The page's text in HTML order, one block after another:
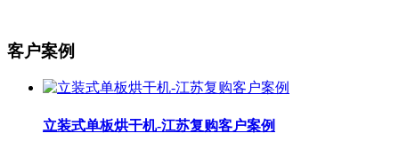
客户案例
立装式单板烘干机-江苏复购客户案例